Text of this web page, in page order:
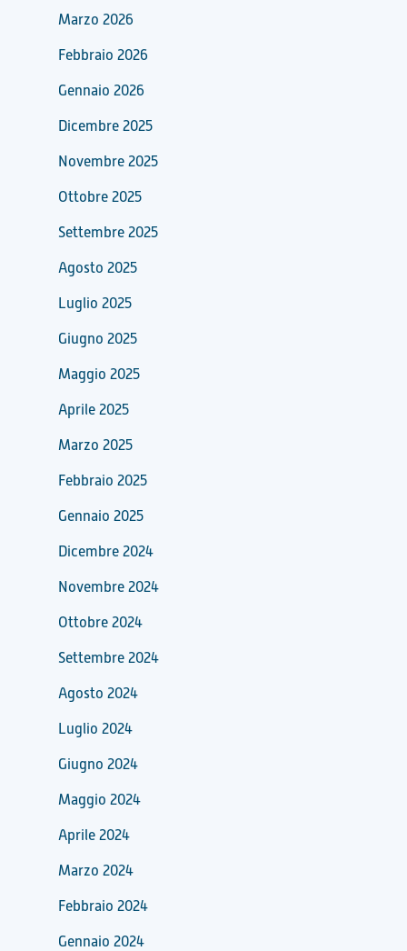
Marzo 2026
Febbraio 2026
Gennaio 2026
Dicembre 2025
Novembre 2025
Ottobre 2025
Settembre 2025
Agosto 2025
Luglio 2025
Giugno 2025
Maggio 2025
Aprile 2025
Marzo 2025
Febbraio 2025
Gennaio 2025
Dicembre 2024
Novembre 2024
Ottobre 2024
Settembre 2024
Agosto 2024
Luglio 2024
Giugno 2024
Maggio 2024
Aprile 2024
Marzo 2024
Febbraio 2024
Gennaio 2024